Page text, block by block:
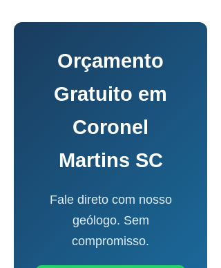
Orçamento
Gratuito em
Coronel
Martins SC
Fale direto com nosso
geólogo. Sem
compromisso.